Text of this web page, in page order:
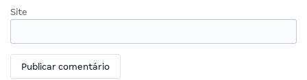
Site